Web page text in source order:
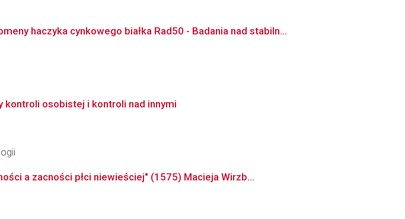
haczyka cynkowego białka Rad50 - Badania nad stabiln...
kontroli osobistej i kontroli nad innymi
a zacności płci niewieściej" (1575) Macieja Wirzb...